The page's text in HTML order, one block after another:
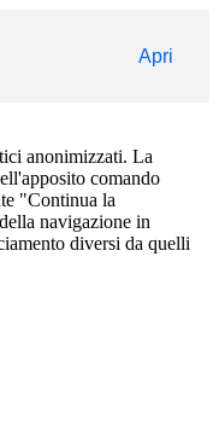
Apri
anonimizzati. La
comando
"Continua la
navigazione in
diversi da quelli